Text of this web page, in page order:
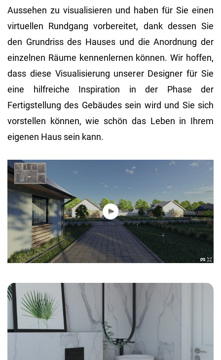
Aussehen zu visualisieren und haben für Sie einen
virtuellen Rundgang vorbereitet, dank dessen Sie
den Grundriss des Hauses und die Anordnung der
einzelnen Räume kennenlernen können. Wir hoffen,
dass diese Visualisierung unserer Designer für Sie
eine hilfreiche Inspiration in der Phase der
Fertigstellung des Gebäudes sein wird und Sie sich
vorstellen können, wie schön das Leben in Ihrem
eigenen Haus sein kann.